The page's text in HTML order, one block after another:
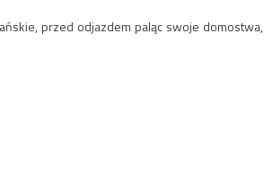
przed odjazdem paląc swoje domostwa,